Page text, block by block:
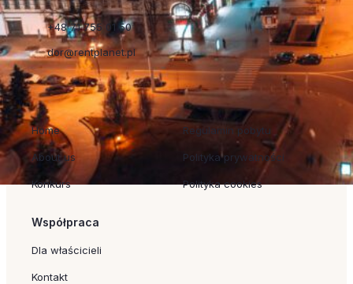
+48 71 755 01 50
dor@rentplanet.pl
Szybkie linki
Home
About us
Konkurs
Regulaminy
Regulamin pobytu
Polityka prywatności
Polityka cookies
Współpraca
Dla właścicieli
Kontakt